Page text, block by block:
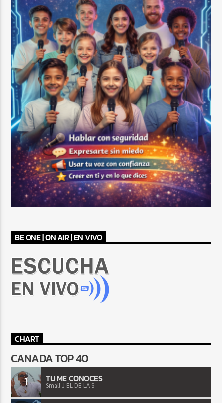
BE ONE | ON AIR | EN VIVO
CHART
CANADA TOP 40
1 TU ME CONOCES
Small J EL DE LA S